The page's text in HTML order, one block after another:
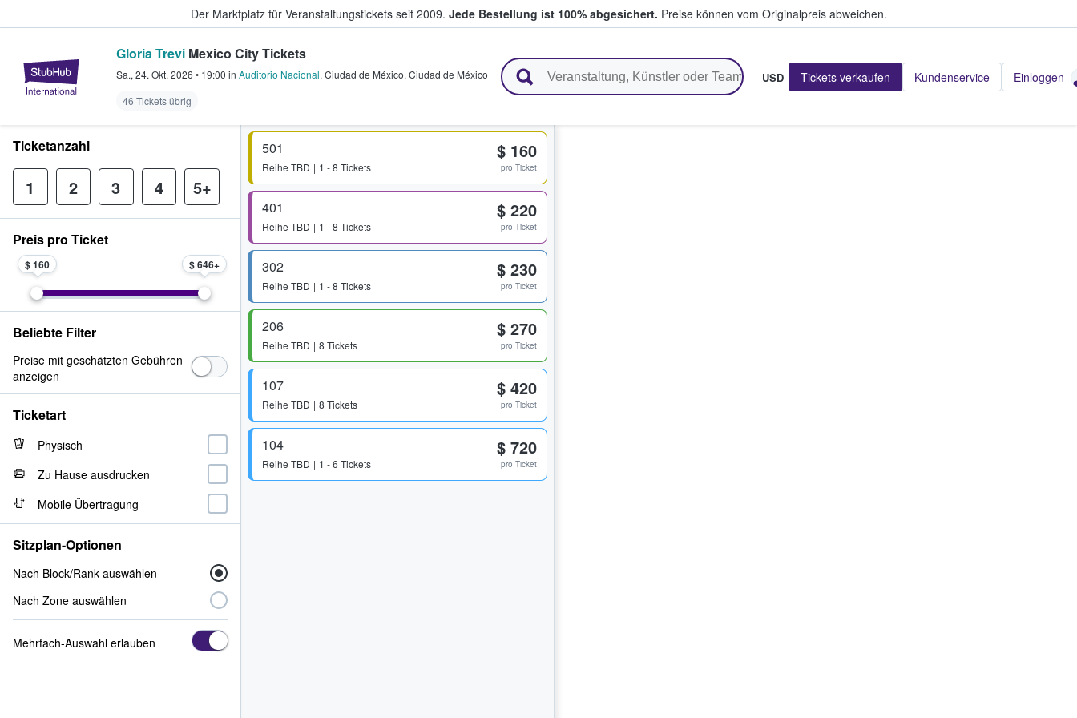
Der Marktplatz für Veranstaltungstickets seit 2009. Jede Bestellung ist 100% abgesichert. Preise können vom Originalpreis abweichen.
StubHub - Wo Fans Tickets kaufen & verkaufen
Gloria Trevi Mexico City Tickets
Sa., 24. Okt. 2026 • 19:00 in Auditorio Nacional, Ciudad de México, Ciudad de México
46 Tickets übrig
USD Tickets verkaufen Kundenservice Einloggen
501
Reihe TBD 1 - 8 Tickets
$ 160
pro Ticket
401
Reihe TBD 1 - 8 Tickets
$ 220
pro Ticket
302
Reihe TBD 1 - 8 Tickets
$ 230
pro Ticket
206
Reihe TBD 8 Tickets
$ 270
pro Ticket
107
Reihe TBD 8 Tickets
$ 420
pro Ticket
104
Reihe TBD 1 - 6 Tickets
$ 720
pro Ticket
Ticketanzahl
1 2 3 4 5+
Preis pro Ticket
$ 160 $ 646
Beliebte Filter
Preise mit geschätzten Gebühren
anzeigen
Ticketart
Physisch
Zu Hause ausdrucken
Mobile Übertragung
Sitzplan-Optionen
Nach Block/Rank auswählen
Nach Zone auswählen
Mehrfach-Auswahl erlauben